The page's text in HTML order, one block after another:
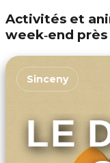
Activités et
week‑end
Sinceny
LE